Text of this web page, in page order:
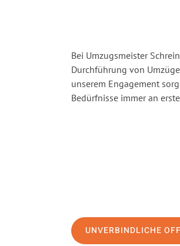
Bei Umzugsmeister
Durchführung von
unserem Engagement
Bedürfnisse immer an
UNVERBINDLICHE